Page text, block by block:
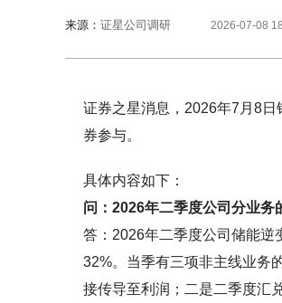
来源： 证星公司调研 2026-07-08
证券之星消息，2026年7月8
券参与。
具体内容如下：
问：2026年二季度公司分业务
答：2026年二季度公司储能逆
32%。当季有三项非主线业务
接传导至利润；二是二季度汇